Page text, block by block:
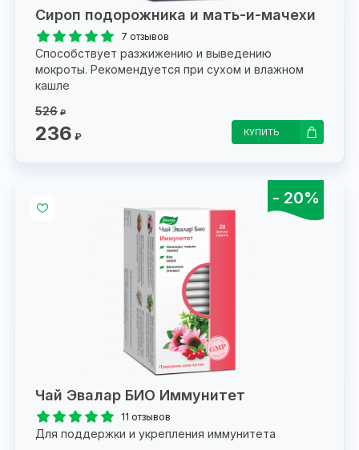
Сироп подорожника и мать-и-мачехи
7 отзывов
Способствует разжижению и выведению
мокроты. Рекомендуется при сухом и влажном
кашле
526 ₽
236 ₽ КУПИТЬ
- 20%
Чай Эвалар БИО Иммунитет
11 отзывов
Для поддержки и укрепления иммунитета